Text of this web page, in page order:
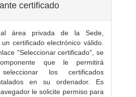
certificado
área privada de la Sede,
certificado electrónico válido.
"Seleccionar certificado", se
que le permitirá
los certificados
en su ordenador. Es
le solicite permiso para